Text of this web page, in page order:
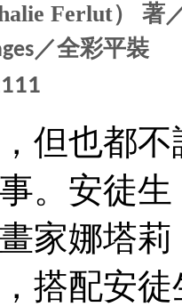
Ferlut）
／全彩平裝
但也都
。安徒
家娜塔
搭配安